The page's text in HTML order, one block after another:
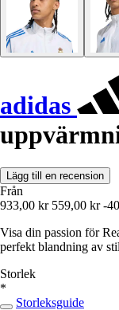
adidas
Lägg till en recension
Från
933,00 kr 559,00 kr -
Visa din passion för
perfekt blandning av
Storlek
*
Storleksguide